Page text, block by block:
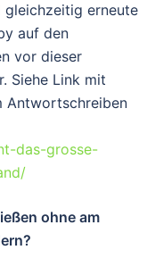
gleichzeitig erneute
auf den
vor dieser
Siehe Link mit
Antwortschreiben
das-grosse-
ohne am